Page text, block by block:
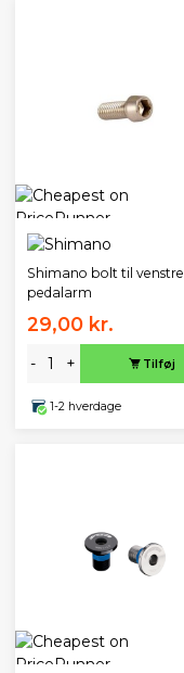
Shimano bolt til venstre
pedalarm
29,00 kr.
- + Tilføj
1-2 hverdage